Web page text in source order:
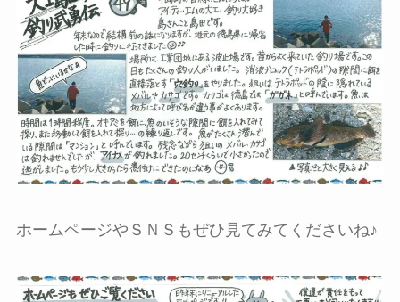
ホームページやＳＮＳもぜひ見てみてくださいね♪